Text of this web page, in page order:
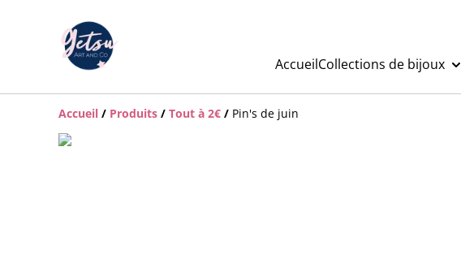
AccueilCollections de bijoux
Accueil / Produits / Tout à 2€ / Pin's de juin